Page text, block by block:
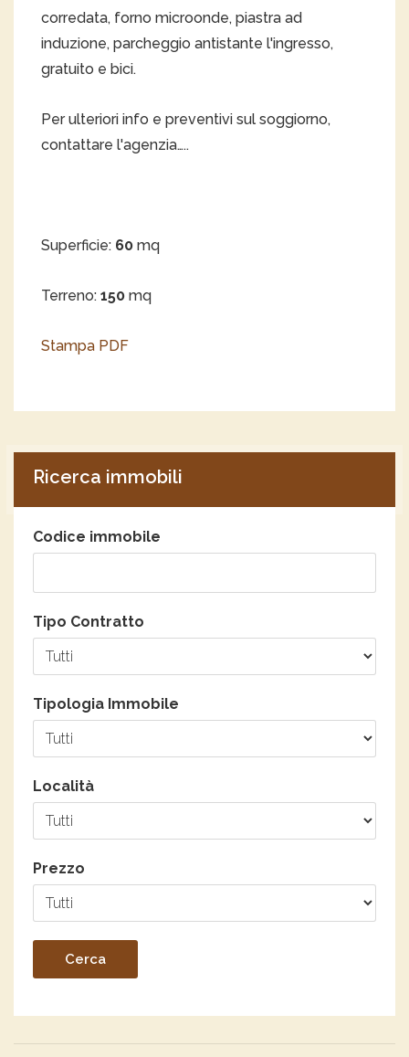
corredata, forno microonde, piastra ad
induzione, parcheggio antistante l'ingresso,
gratuito e bici.
Per ulteriori info e preventivi sul soggiorno,
contattare l'agenzia…..
Superficie: 60 mq
Terreno: 150 mq
Stampa PDF
Ricerca immobili
Codice immobile
Tipo Contratto
Tipologia Immobile
Località
Prezzo